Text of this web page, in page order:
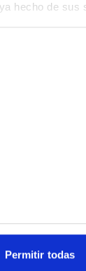
hecho de sus
Permitir todas